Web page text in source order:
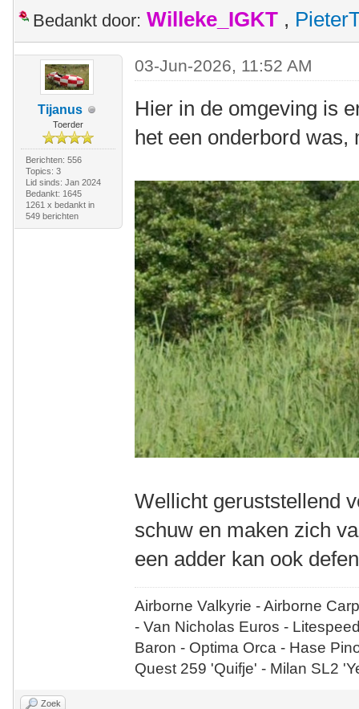
Bedankt door: Willeke_IGKT ,
Tijanus
Toerder
Berichten: 556
Topics: 3
Lid sinds: Jan 2024
Bedankt: 1645
1261 x bedankt in
549 berichten
03-Jun-2026, 11:52 AM
Hier in de omgeving is
het een onderbord
Wellicht geruststellend
schuw en maken zich
een adder kan ook
Airborne Valkyrie - Airborne
- Van Nicholas Euros -
Baron - Optima Orca - Hase
Quest 259 'Quifje' - Milan SL2
Zoek